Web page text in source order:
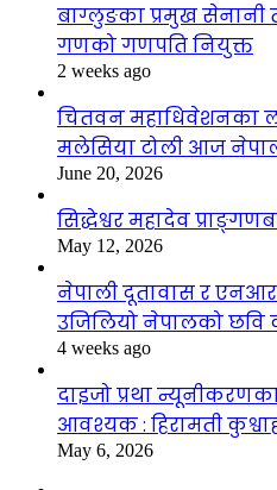
बाग्लुङका प्रमुख सेनानी
गणको गणपति नियुक्त
2 weeks ago
चितवन महाधिवेशनका
मलेसिया टोली आज
June 20, 2026
सिद्धेश्वर महादेव
May 12, 2026
नेपाली दूतावास र
उजिलियो नेपालको छवि
4 weeks ago
दाइजो प्रथा
आवश्यक : हिरामती
May 6, 2026